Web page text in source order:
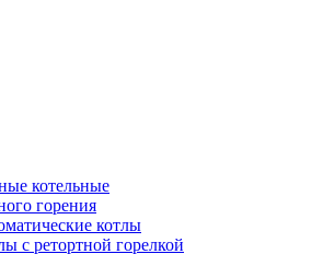
котельные
горения
котлы
с ретортной горелкой